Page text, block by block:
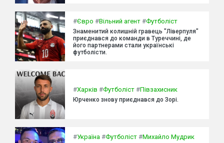
#Євро #Вільний агент #Футболіст
Знаменитий колишній гравець "Ліверпуля"
приєднався до команди в Туреччині, де
його партнерами стали українські
футболісти.
#Харків #Футболіст #Півзахисник
Юрченко знову приєднався до Зорі.
#Україна #Футболіст #Михайло Мудрик